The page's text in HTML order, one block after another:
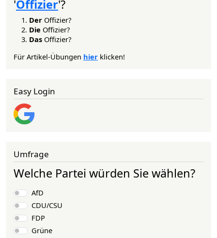
'Offizier'?
Der Offizier?
Die Offizier?
Das Offizier?
Für Artikel-Übungen hier klicken!
Easy Login
Umfrage
Welche Partei würden Sie wählen?
Auswahlmöglichkeiten
AfD
CDU/CSU
FDP
Grüne